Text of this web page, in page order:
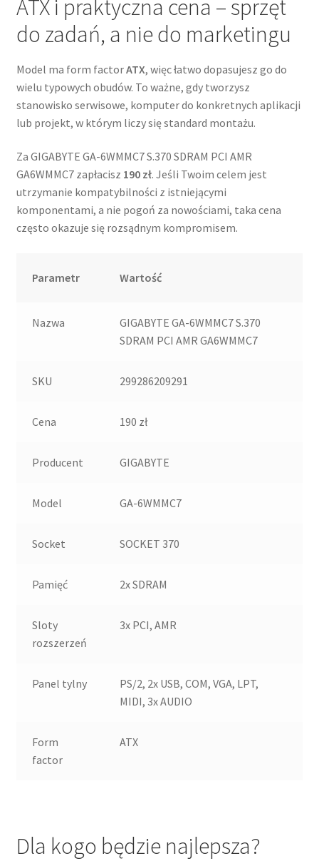
ATX i praktyczna cena – sprzęt
do zadań, a nie do marketingu
Model ma form factorATX, więc łatwo dopasujesz go do
wielu typowych obudów. To ważne, gdy tworzysz
stanowisko serwisowe, komputer do konkretnych aplikacji
lub projekt, w którym liczy się standard montażu.
Za GIGABYTE GA-6WMMC7 S.370 SDRAM PCI AMR
GA6WMMC7 zapłacisz 190 zł. Jeśli Twoim celem jest
utrzymanie kompatybilności z istniejącymi
komponentami, a nie pogoń za nowościami, taka cena
często okazuje się rozsądnym kompromisem.
Parametr Wartość
Nazwa
GIGABYTE GA-6WMMC7 S.370
SDRAM PCI AMR GA6WMMC7
SKU 299286209291
Cena 190 zł
Producent GIGABYTE
Model GA-6WMMC7
Socket SOCKET 370
Pamięć 2x SDRAM
Sloty
rozszerzeń
3x PCI, AMR
Panel tylny
PS/2, 2x USB, COM, VGA, LPT,
MIDI, 3x AUDIO
Form
factor
ATX
Dla kogo będzie najlepsza?